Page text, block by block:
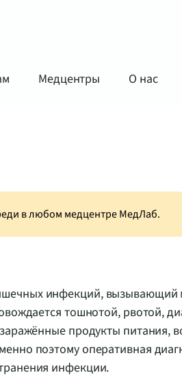
Медцентры О нас
в любом медцентре МедЛаб.
инфекций, вызывающий
тошнотой, рвотой,
продукты питания,
поэтому оперативная
инфекции.